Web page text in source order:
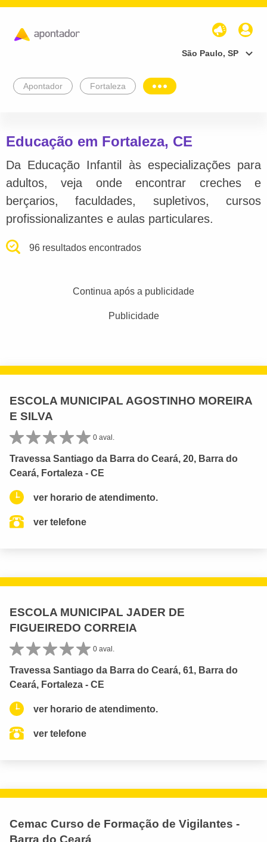
São Paulo, SP
Apontador Fortaleza
Educação em Fortaleza, CE
Da Educação Infantil às especializações para
adultos, veja onde encontrar creches e
berçarios, faculdades, supletivos, cursos
profissionalizantes e aulas particulares.
96 resultados encontrados
Continua após a publicidade
Publicidade
ESCOLA MUNICIPAL AGOSTINHO MOREIRA
E SILVA
0 aval.
Travessa Santiago da Barra do Ceará, 20, Barra do
Ceará, Fortaleza - CE
ver horario de atendimento.
ver telefone
ESCOLA MUNICIPAL JADER DE
FIGUEIREDO CORREIA
0 aval.
Travessa Santiago da Barra do Ceará, 61, Barra do
Ceará, Fortaleza - CE
ver horario de atendimento.
ver telefone
Cemac Curso de Formação de Vigilantes -
Barra do Ceará